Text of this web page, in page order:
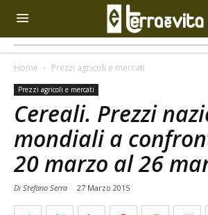
Home Prezzi agricoli e mercati
Prezzi agricoli e mercati
Cereali. Prezzi
mondiali a
20 marzo al 26
Di Stefano Serra - 27 Marzo 2015